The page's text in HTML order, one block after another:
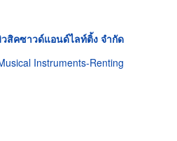
สิคซาวด์แอนด์ไลท์ติ้ง จำกัด
Instruments-Renting